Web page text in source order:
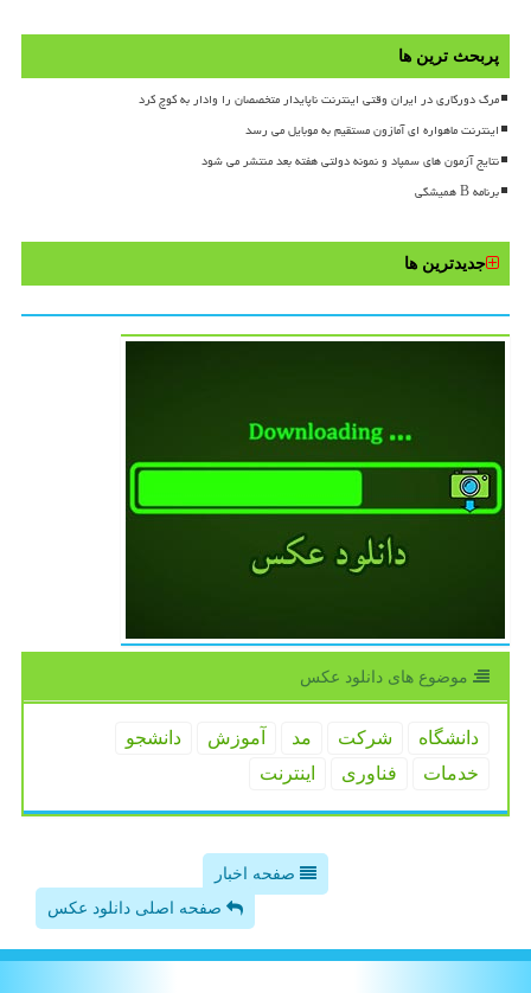
پربحث ترین ها
مرگ دورکاری در ایران وقتی اینترنت ناپایدار متخصصان را وادار به کوچ کرد
اینترنت ماهواره ای آمازون مستقیم به موبایل می رسد
نتایج آزمون های سمپاد و نمونه دولتی هفته بعد منتشر می شود
برنامه B همیشگی
جدیدترین ها
موضوع های دانلود عكس
دانشگاه شركت مد آموزش
دانشجو
خدمات
فناوری اینترنت
صفحه اخبار
صفحه اصلی دانلود عکس